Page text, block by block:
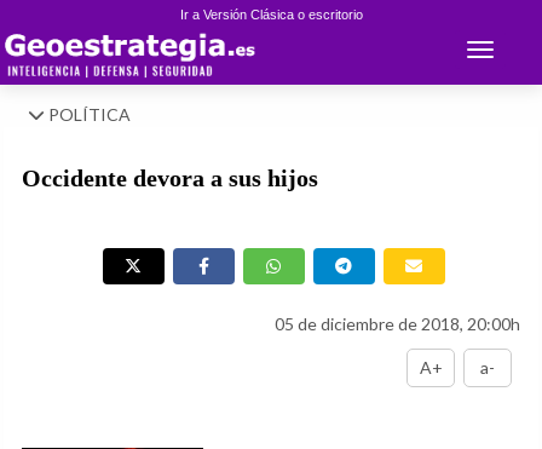
Ir a Versión Clásica o escritorio
Toggle
POLÍTICA
Occidente devora a sus hijos
05 de diciembre de 2018, 20:00h
A+ a-